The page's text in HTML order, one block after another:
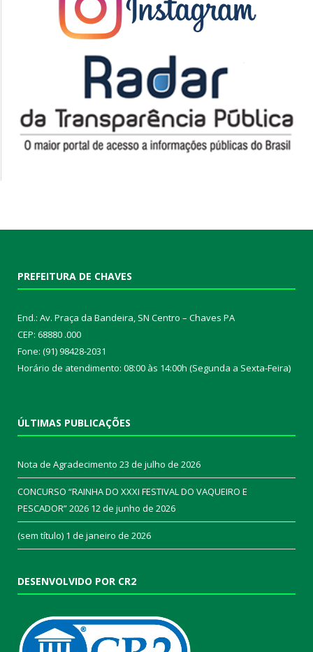
PREFEITURA DE CHAVES
End.: Av. Praça da Bandeira, SN Centro – Chaves PA
CEP: 68880 .000
Fone: (91) 98428-2031
Horário de atendimento: 08:00 às 14:00h (Segunda a Sexta-Feira)
ÚLTIMAS PUBLICAÇÕES
Nota de Agradecimento 23 de julho de 2026
CONCURSO “RAINHA DO XXXI FESTIVAL DO VAQUEIRO E
PESCADOR” 2026 12 de junho de 2026
(sem título) 1 de janeiro de 2026
DESENVOLVIDO POR CR2